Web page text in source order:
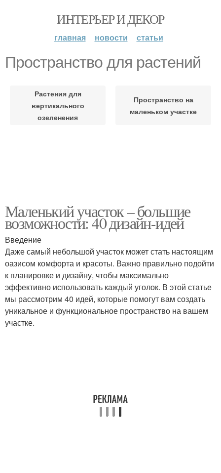
ИНТЕРЬЕР И ДЕКОР
главная новости статьи
Пространство для растений
Растения для
вертикального
озеленения
Пространство на
маленьком участке
Маленький участок – большие
возможности: 40 дизайн-идей
Введение
Даже самый небольшой участок может стать настоящим
оазисом комфорта и красоты. Важно правильно подойти
к планировке и дизайну, чтобы максимально
эффективно использовать каждый уголок. В этой статье
мы рассмотрим 40 идей, которые помогут вам создать
уникальное и функциональное пространство на вашем
участке.